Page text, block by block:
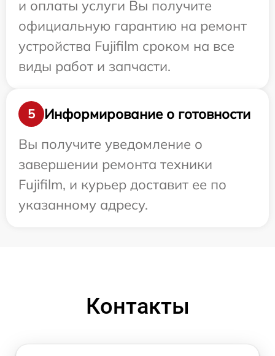
и оплаты услуги Вы получите
официальную гарантию на ремонт
устройства Fujifilm сроком на все
виды работ и запчасти.
5
Информирование о готовности
Вы получите уведомление о
завершении ремонта техники
Fujifilm, и курьер доставит ее по
указанному адресу.
Контакты